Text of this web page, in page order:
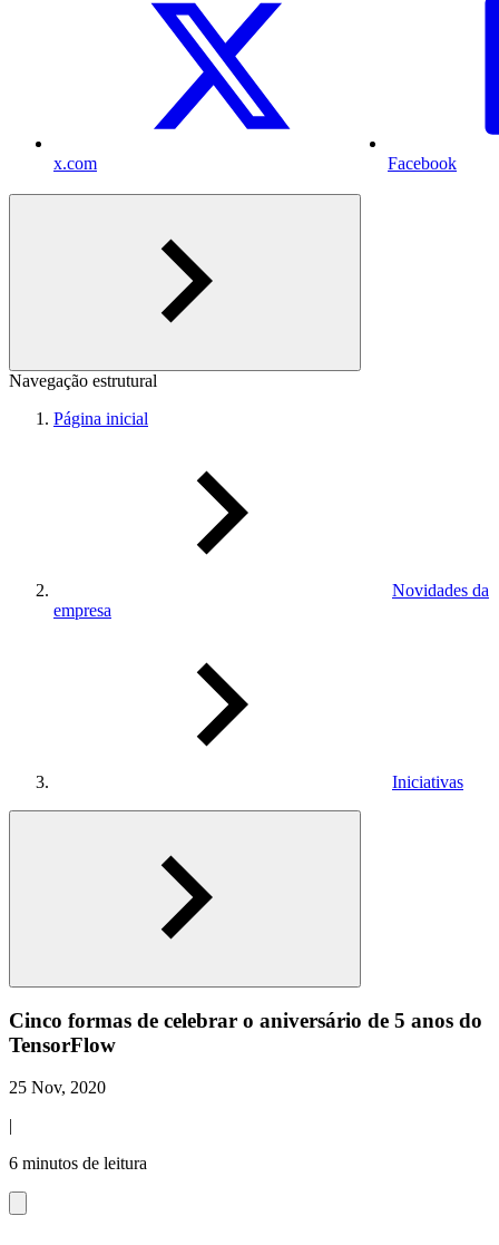
x.com Facebook
Navegação estrutural
Página inicial
Novidades da
empresa
Iniciativas
Cinco formas de celebrar o aniversário de 5 anos do
TensorFlow
25 Nov, 2020
|
6 minutos de leitura